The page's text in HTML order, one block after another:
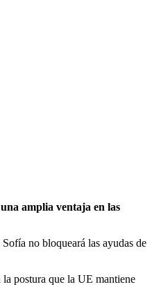
amplia ventaja en las
no bloqueará las ayudas de
postura que la UE mantiene